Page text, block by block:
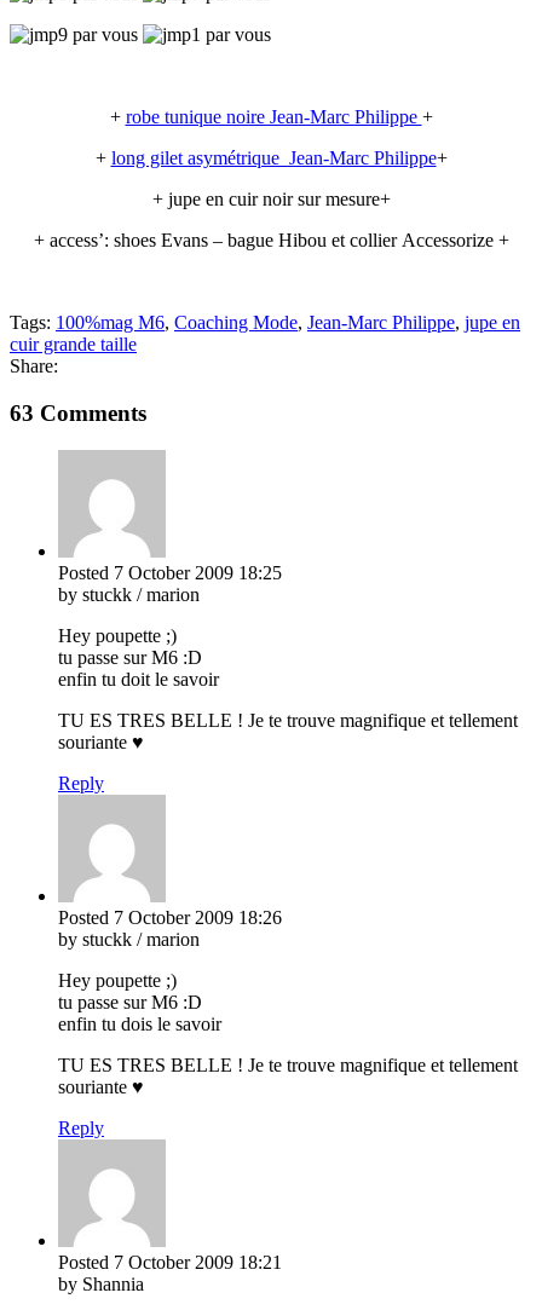
+ robe tunique noire Jean-Marc Philippe +
+ long gilet asymétrique Jean-Marc Philippe+
+ jupe en cuir noir sur mesure+
+ access’: shoes Evans – bague Hibou et collier Accessorize +
Tags: 100%mag M6, Coaching Mode, Jean-Marc Philippe, jupe en
cuir grande taille
Share:
63 Comments
Posted 7 October 2009 18:25
by stuckk / marion
Hey poupette ;)
tu passe sur M6 :D
enfin tu doit le savoir
TU ES TRES BELLE ! Je te trouve magnifique et tellement
souriante ♥
Reply
Posted 7 October 2009 18:26
by stuckk / marion
Hey poupette ;)
tu passe sur M6 :D
enfin tu dois le savoir
TU ES TRES BELLE ! Je te trouve magnifique et tellement
souriante ♥
Reply
Posted 7 October 2009 18:21
by Shannia